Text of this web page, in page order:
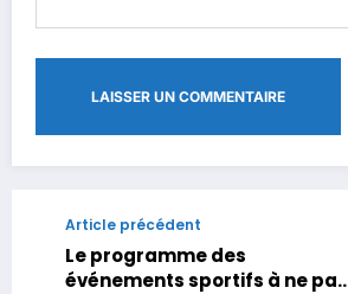
Article précédent
Le programme des
événements sportifs à ne pas